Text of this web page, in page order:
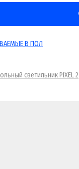
В ПОЛ
светильник PIXEL 2